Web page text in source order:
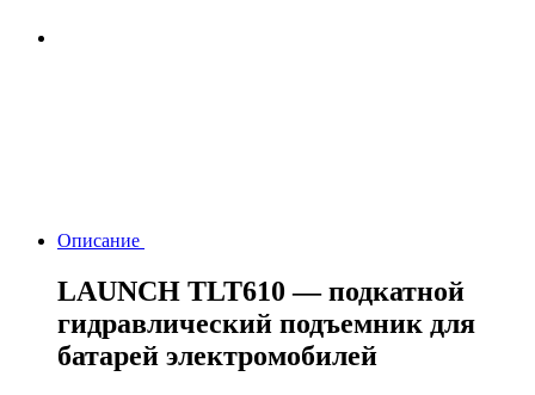
Описание
LAUNCH TLT610 — подкатной
гидравлический подъемник для
батарей электромобилей